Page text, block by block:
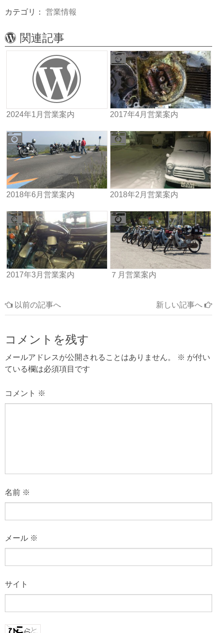
カテゴリ： 営業情報
関連記事
2024年1月営業案内 2017年4月営業案内
2018年6月営業案内 2018年2月営業案内
2017年3月営業案内 ７月営業案内
以前の記事へ 新しい記事へ
コメントを残す
メールアドレスが公開されることはありません。 ※ が付い
ている欄は必須項目です
コメント ※
名前 ※
メール ※
サイト